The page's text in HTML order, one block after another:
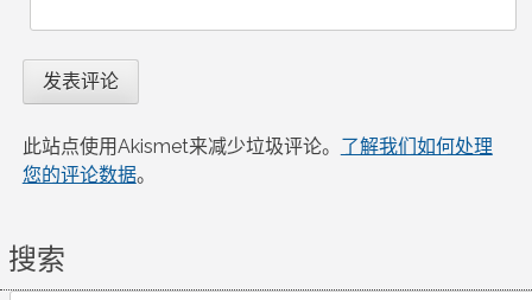
此站点使用Akismet来减少垃圾评论。 了解我们如何处理
您的评论数据。
搜索